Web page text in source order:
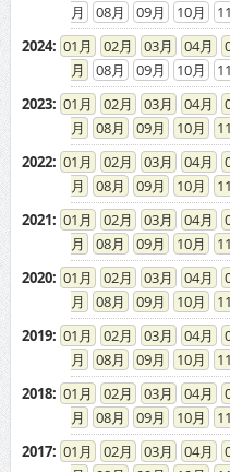
08
09 10 11
2024: 01 02 03 04
08
09 10 11
2023: 01 02 03 04
08
09 10 11
2022: 01 02 03 04
08
09 10 11
2021: 01 02 03 04
08
09 10 11
2020: 01 02 03 04
08
09 10 11
2019: 01 02 03 04
08
09 10 11
2018: 01 02 03 04
08
09 10 11
2017: 01 02 03 04